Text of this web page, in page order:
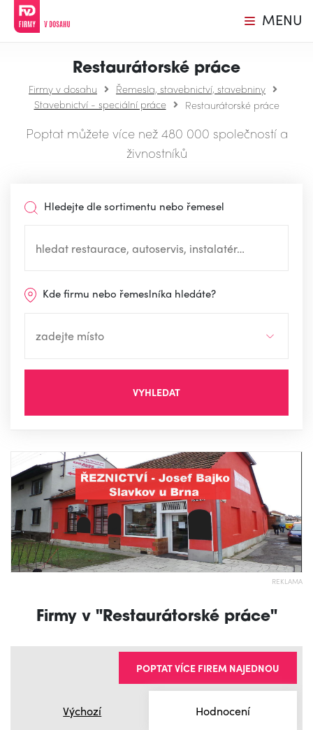
MENU
Restaurátorské práce
Firmy v dosahu
Řemesla, stavebnictví, stavebniny
Stavebnictví - speciální práce
Restaurátorské práce
Poptat můžete více než 480 000 společností a
živnostníků
Hledejte dle sortimentu nebo řemesel
Kde firmu nebo řemeslníka hledáte?
VYHLEDAT
REKLAMA
Firmy v "Restaurátorské práce"
Výchozí Hodnocení
POPTAT VÍCE FIREM NAJEDNOU